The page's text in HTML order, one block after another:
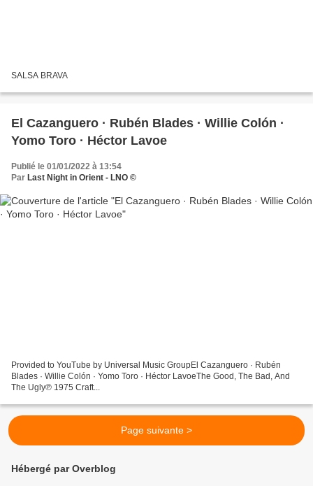
SALSA BRAVA
El Cazanguero · Rubén Blades · Willie Colón ·
Yomo Toro · Héctor Lavoe
Publié le 01/01/2022 à 13:54
Par Last Night in Orient - LNO ©
Provided to YouTube by Universal Music GroupEl Cazanguero · Rubén
Blades · Willie Colón · Yomo Toro · Héctor LavoeThe Good, The Bad, And
The Ugly℗ 1975 Craft...
Page suivante >
Hébergé par Overblog